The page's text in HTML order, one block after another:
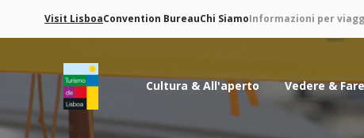
Visit LisboaConvention BureauChi SiamoInformazioni per
Logo di Turismo de Lisboa
Cultura & All'aperto Vedere & Fare